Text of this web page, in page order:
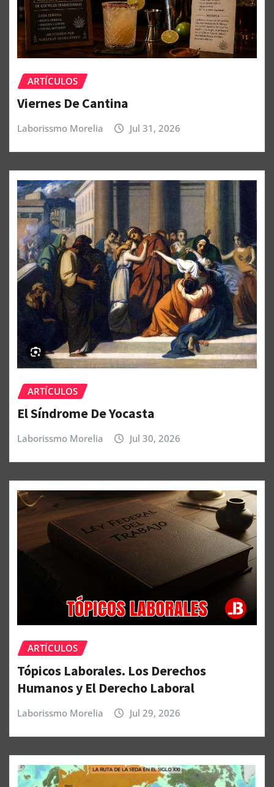
ARTÍCULOS
Viernes De Cantina
Laborissmo Morelia Jul 31, 2026
ARTÍCULOS
El Síndrome De Yocasta
Laborissmo Morelia Jul 30, 2026
ARTÍCULOS
Tópicos Laborales. Los Derechos
Humanos y El Derecho Laboral
Laborissmo Morelia Jul 29, 2026